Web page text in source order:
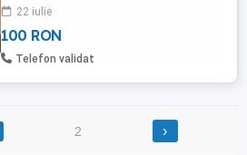
Două volume în stare foarte bună. Stare
excelentă. Editură: Editura Medicală,
București Anul: 2020 ISBN: 978-973-39-
0803-6 (vol I) ISBN: 978-973-39-0804-3 (vol
22 iulie
100 RON
Telefon validat
2 ›